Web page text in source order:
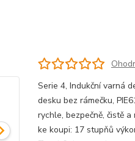
Serie 4, Indukční varná
desku bez rámečku,
rychle, bezpečně, čistě
ke koupi: 17 stupňů